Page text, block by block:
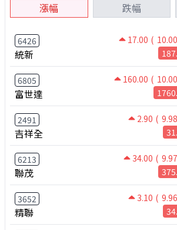
漲幅 跌幅
6426 17.00 (
統新
6805 160.00 (
富世達
2491 2.90 (
吉祥全
6213 34.00 (
聯茂
3652 3.10 (
精聯